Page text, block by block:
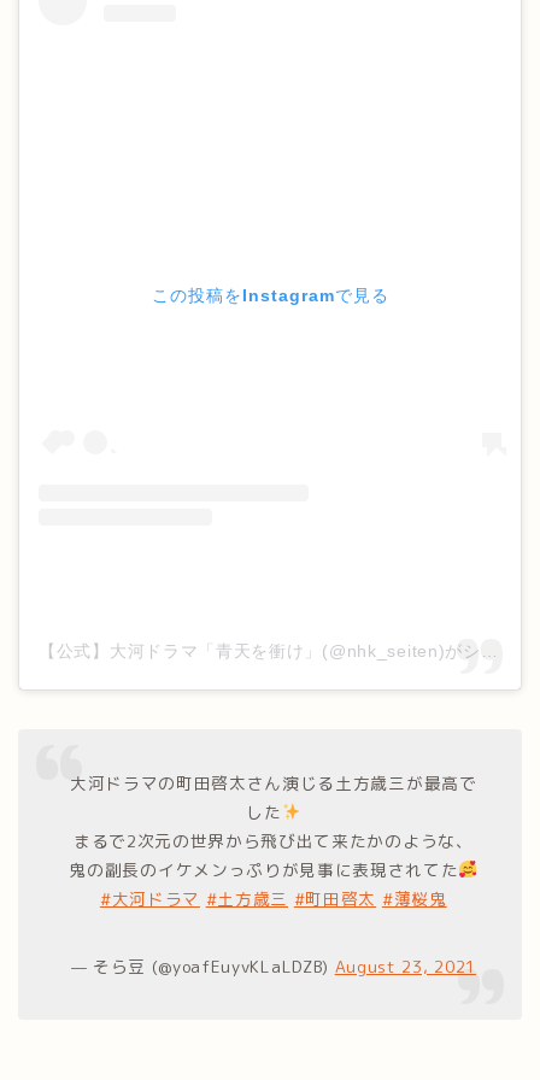
この投稿をInstagramで見る
大河ドラマの町田啓太さん演じる土方歳三が最高で
した
まるで2次元の世界から飛び出て来たかのような、
鬼の副長のイケメンっぷりが見事に表現されてた
#大河ドラマ #土方歳三 #町田啓太 #薄桜鬼
— そら豆 (@yoafEuyvKLaLDZB) August 23, 2021